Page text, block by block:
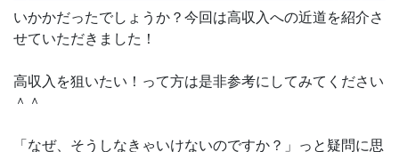
いかかだったでしょうか？今回は高収入への近道を紹介さ
せていただきました！
高収入を狙いたい！って方は是非参考にしてみてください
＾＾
「なぜ、そうしなきゃいけないのですか？」っと疑問に思